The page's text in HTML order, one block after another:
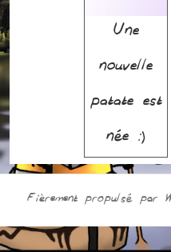
Une
nouvelle
patate est
née :)
Fièrement propulsé par